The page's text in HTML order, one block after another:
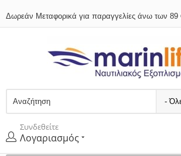
Δωρεάν Μεταφορικά για παραγγελίες άνω των 89
Συνδεθείτε
Λογαριασμός